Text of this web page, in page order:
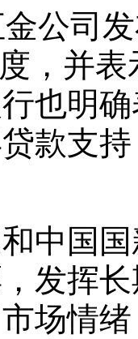
公司
，并
也明
款支
中国
发挥
场情